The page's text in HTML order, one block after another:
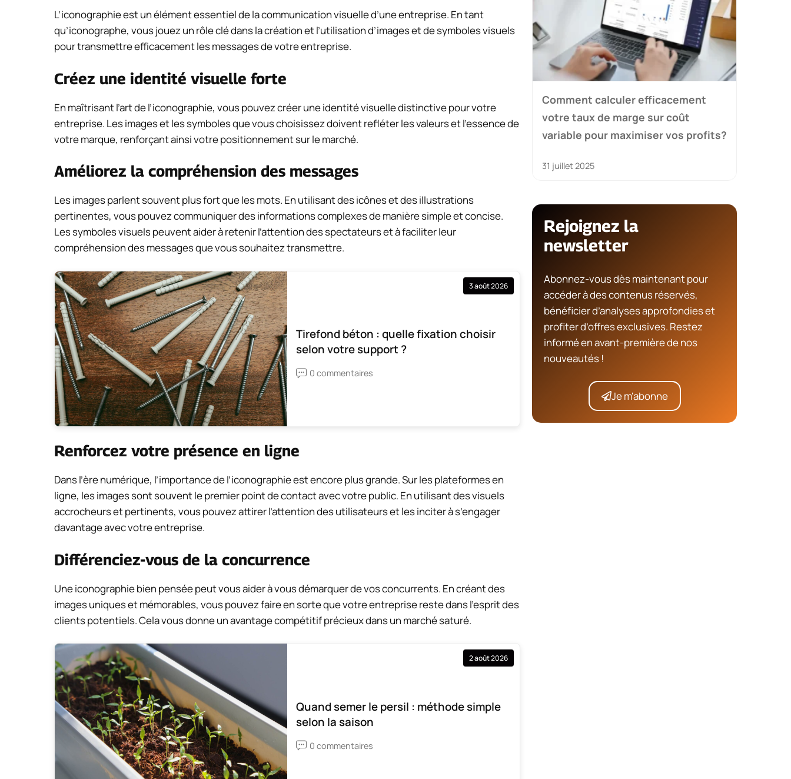
L’iconographie est un élément essentiel de la communication visuelle d’une entreprise. En tant
qu’iconographe, vous jouez un rôle clé dans la création et l’utilisation d’images et de symboles visuels
pour transmettre efficacement les messages de votre entreprise.
Créez une identité visuelle forte
En maîtrisant l’art de l’iconographie, vous pouvez créer une identité visuelle distinctive pour votre
entreprise. Les images et les symboles que vous choisissez doivent refléter les valeurs et l’essence de
votre marque, renforçant ainsi votre positionnement sur le marché.
Améliorez la compréhension des messages
Les images parlent souvent plus fort que les mots. En utilisant des icônes et des illustrations
pertinentes, vous pouvez communiquer des informations complexes de manière simple et concise.
Les symboles visuels peuvent aider à retenir l’attention des spectateurs et à faciliter leur
compréhension des messages que vous souhaitez transmettre.
3 août 2026
Tirefond béton : quelle fixation choisir
selon votre support ?
0 commentaires
Renforcez votre présence en ligne
Dans l’ère numérique, l’importance de l’iconographie est encore plus grande. Sur les plateformes en
ligne, les images sont souvent le premier point de contact avec votre public. En utilisant des visuels
accrocheurs et pertinents, vous pouvez attirer l’attention des utilisateurs et les inciter à s’engager
davantage avec votre entreprise.
Différenciez-vous de la concurrence
Une iconographie bien pensée peut vous aider à vous démarquer de vos concurrents. En créant des
images uniques et mémorables, vous pouvez faire en sorte que votre entreprise reste dans l’esprit des
clients potentiels. Cela vous donne un avantage compétitif précieux dans un marché saturé.
2 août 2026
Quand semer le persil : méthode simple
selon la saison
0 commentaires
Comment calculer efficacement
votre taux de marge sur coût
variable pour maximiser vos profits?
31 juillet 2025
Rejoignez la
newsletter
Abonnez-vous dès maintenant pour
accéder à des contenus réservés,
bénéficier d’analyses approfondies et
profiter d’offres exclusives. Restez
informé en avant-première de nos
nouveautés !
Je m'abonne